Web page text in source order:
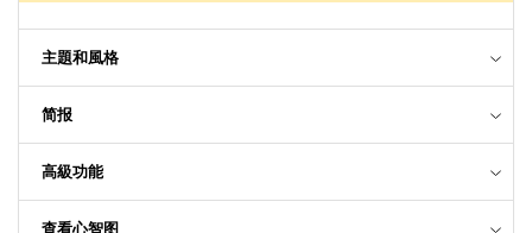
主題和風格
简报
高級功能
查看心智图